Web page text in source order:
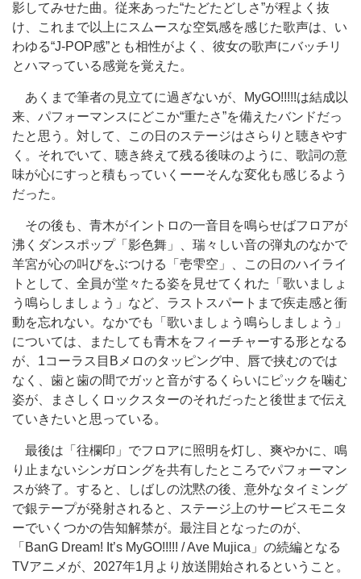
影してみせた曲。従来あった“たどたどしさ”が程よく抜
け、これまで以上にスムースな空気感を感じた歌声は、い
わゆる“J-POP感”とも相性がよく、彼女の歌声にバッチリ
とハマっている感覚を覚えた。
あくまで筆者の見立てに過ぎないが、MyGO!!!!!は結成以
来、パフォーマンスにどこか“重たさ”を備えたバンドだっ
たと思う。対して、この日のステージはさらりと聴きやす
く。それでいて、聴き終えて残る後味のように、歌詞の意
味が心にすっと積もっていくーーそんな変化も感じるよう
だった。
その後も、青木がイントロの一音目を鳴らせばフロアが
沸くダンスポップ「影色舞」、瑞々しい音の弾丸のなかで
羊宮が心の叫びをぶつける「壱雫空」、この日のハイライ
トとして、全員が堂々たる姿を見せてくれた「歌いましょ
う鳴らしましょう」など、ラストスパートまで疾走感と衝
動を忘れない。なかでも「歌いましょう鳴らしましょう」
については、またしても青木をフィーチャーする形となる
が、1コーラス目Bメロのタッピング中、唇で挟むのでは
なく、歯と歯の間でガッと音がするくらいにピックを噛む
姿が、まさしくロックスターのそれだったと後世まで伝え
ていきたいと思っている。
最後は「往欄印」でフロアに照明を灯し、爽やかに、鳴
り止まないシンガロングを共有したところでパフォーマン
スが終了。すると、しばしの沈黙の後、意外なタイミング
で銀テープが発射されると、ステージ上のサービスモニタ
ーでいくつかの告知解禁が。最注目となったのが、
「BanG Dream! It’s MyGO!!!!! / Ave Mujica」の続編となる
TVアニメが、2027年1月より放送開始されるということ。